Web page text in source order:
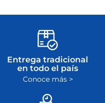
Entrega tradicional
en todo el país
Conoce más >